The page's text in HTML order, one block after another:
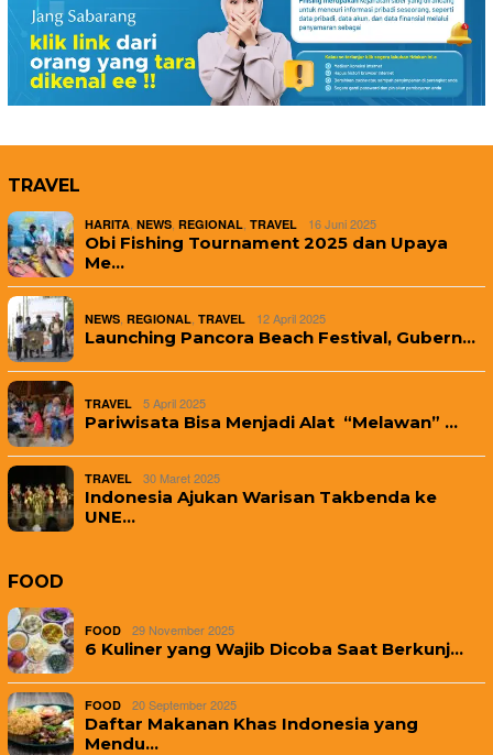
TRAVEL
HARITA NEWS REGIONAL TRAVEL 16 Juni 2025
Obi Fishing Tournament 2025 dan Upaya
Me…
NEWS REGIONAL TRAVEL 12 April 2025
Launching Pancora Beach Festival, Gubern…
TRAVEL 5 April 2025
Pariwisata Bisa Menjadi Alat “Melawan” …
TRAVEL 30 Maret 2025
Indonesia Ajukan Warisan Takbenda ke
UNE…
FOOD
FOOD 29 November 2025
6 Kuliner yang Wajib Dicoba Saat Berkunj…
FOOD 20 September 2025
Daftar Makanan Khas Indonesia yang
Mendu…